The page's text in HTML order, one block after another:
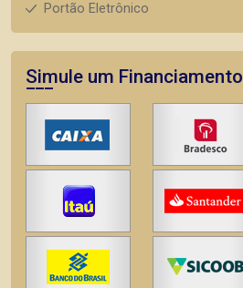
Portão Eletrônico
Simule um Financiamento